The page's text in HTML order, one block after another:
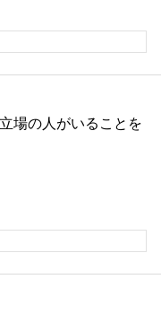
場の人がいることを